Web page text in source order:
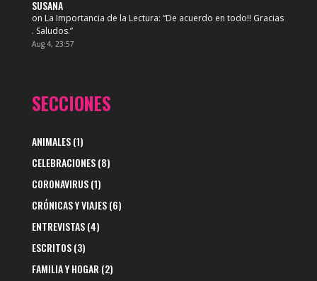
SUSANA
on La Importancia de la Lectura: “De acuerdo en todo!! Gracias
. Saludos.”
Aug 4, 23:57
SECCIONES
ANIMALES(1)
CELEBRACIONES(8)
CORONAVIRUS(1)
CRÓNICAS Y VIAJES(6)
ENTREVISTAS(4)
ESCRITOS(3)
FAMILIA Y HOGAR (2)